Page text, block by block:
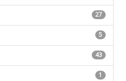
27
5
43
1